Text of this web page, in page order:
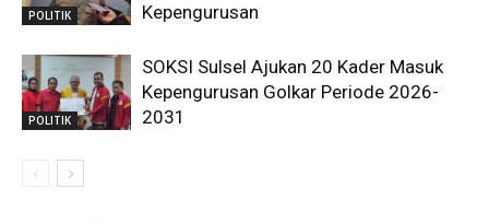
POLITIK
Kepengurusan
POLITIK
SOKSI Sulsel Ajukan 20 Kader Masuk
Kepengurusan Golkar Periode 2026-
2031